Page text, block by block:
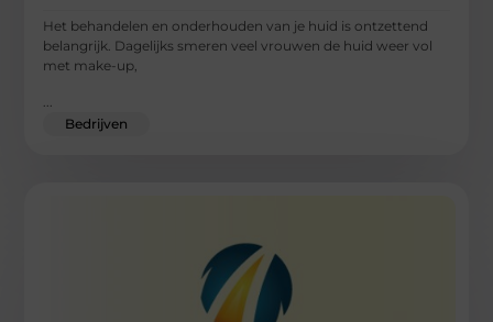
Het behandelen en onderhouden van je huid is ontzettend
belangrijk. Dagelijks smeren veel vrouwen de huid weer vol
met make-up,
Bedrijven